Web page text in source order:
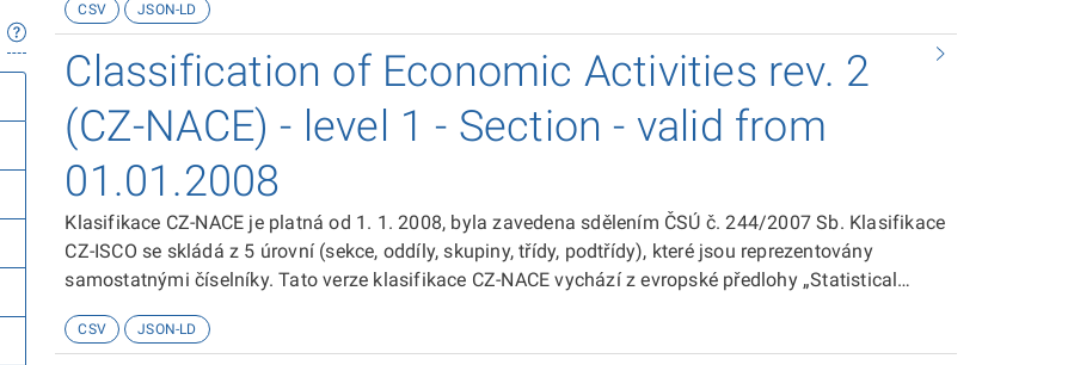
CSV JSON-LD
Classification of Economic Activities rev. 2
(CZ-NACE) - level 1 - Section - valid from
01.01.2008
Klasifikace CZ-NACE je platná od 1. 1. 2008, byla zavedena sdělením ČSÚ č. 244/2007 Sb. Klasifikace
CZ-ISCO se skládá z 5 úrovní (sekce, oddíly, skupiny, třídy, podtřídy), které jsou reprezentovány
samostatnými číselníky. Tato verze klasifikace CZ-NACE vychází z evropské předlohy „Statistical
CSV JSON-LD